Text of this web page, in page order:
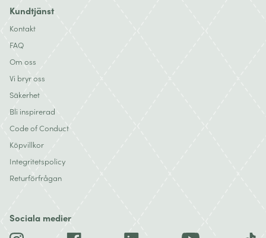
Kundtjänst
Kontakt
FAQ
Om oss
Vi bryr oss
Säkerhet
Bli inspirerad
Code of Conduct
Köpvillkor
Integritetspolicy
Returförfrågan
Sociala medier